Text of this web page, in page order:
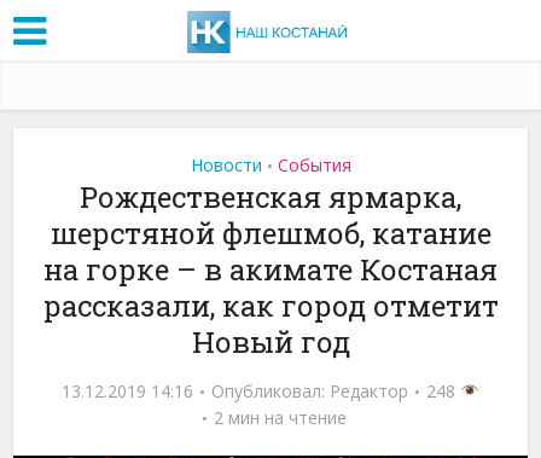
Новости • События
Рождественская ярмарка,
шерстяной флешмоб, катание
на горке – в акимате Костаная
рассказали, как город отметит
Новый год
13.12.2019 14:16 Опубликовал: Редактор
248
2 мин на чтение